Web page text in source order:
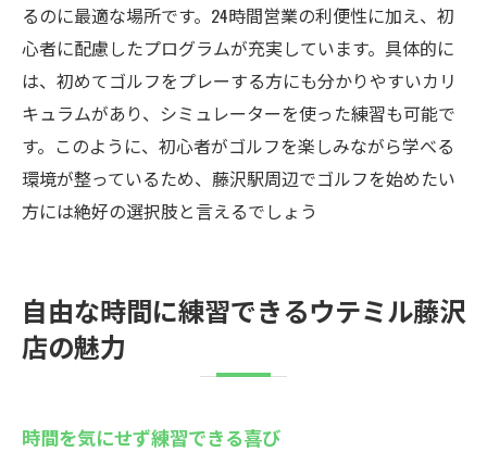
るのに最適な場所です。24時間営業の利便性に加え、初
心者に配慮したプログラムが充実しています。具体的に
は、初めてゴルフをプレーする方にも分かりやすいカリ
キュラムがあり、シミュレーターを使った練習も可能で
す。このように、初心者がゴルフを楽しみながら学べる
環境が整っているため、藤沢駅周辺でゴルフを始めたい
方には絶好の選択肢と言えるでしょう
自由な時間に練習できるウテミル藤沢
店の魅力
時間を気にせず練習できる喜び